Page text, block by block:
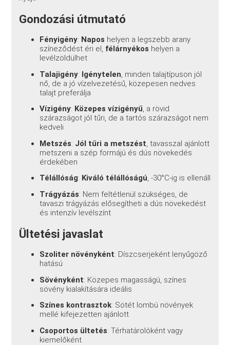
Gondozási útmutató
Fényigény: Napos helyen a legszebb arany
színeződést éri el, félárnyékos helyen a
levélzöldülhet
Talajigény: Igénytelen, minden talajtípuson jól
nő, de a jó vízelvezetésű, közepesen nedves
talajt preferálja
Vízigény: Közepes vízigényű, a rövid
szárazságot jól tűri, de a tartós szárazságot nem
kedveli
Metszés: Jól tűri a metszést, tavasszal ajánlott
metszeni a szép formájú és dús növekedés
érdekében
Télállóság: Kiváló télállóságú, -30°C-ig is ellenáll
Trágyázás: Nem feltétlenül szükséges, de
tavaszi trágyázás elősegítheti a dús növekedést
és intenzív levélszínt
Ültetési javaslat
Szoliter növényként: Díszcserjeként lenyűgöző
hatású
Sövényként: Közepes magasságú, színes
sövény kialakítására ideális
Színes kontrasztok: Sötét lombú növények
mellé kifejezetten ajánlott
Csoportos ültetés: Térhatárolóként vagy
kiemelőként